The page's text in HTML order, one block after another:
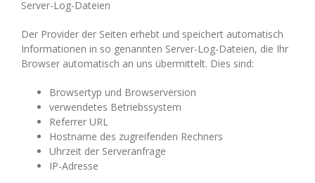
Server-Log-Dateien
Der Provider der Seiten erhebt und speichert automatisch
Informationen in so genannten Server-Log-Dateien, die Ihr
Browser automatisch an uns übermittelt. Dies sind:
Browsertyp und Browserversion
verwendetes Betriebssystem
Referrer URL
Hostname des zugreifenden Rechners
Uhrzeit der Serveranfrage
IP-Adresse